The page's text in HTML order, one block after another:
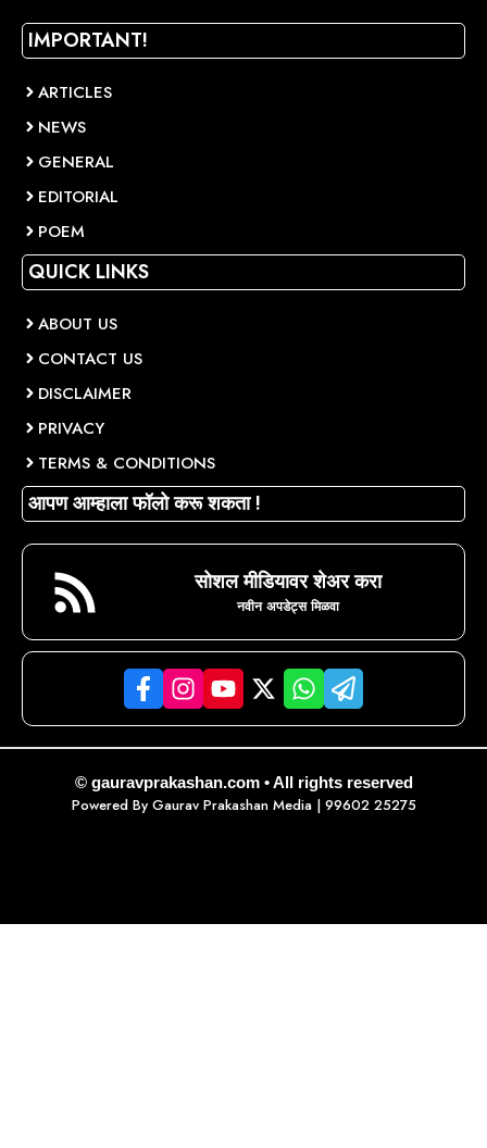
IMPORTANT!
ARTICLES
NEWS
GENERAL
EDITORIAL
POEM
QUICK LINKS
ABOUT US
CONTACT US
DISCLAIMER
PRIVACY
TERMS & CONDITIONS
आपण आम्हाला फॉलो करू शकता !
सोशल मीडियावर शेअर करा
नवीन अपडेट्स मिळवा
© gauravprakashan.com • All rights reserved
Powered By Gaurav Prakashan Media| 99602 25275